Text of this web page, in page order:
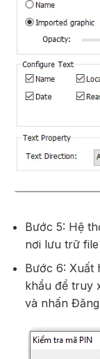
Bước 5: Hệ
nơi lưu trữ
Bước 6: Xuất
khẩu để truy
và nhấn